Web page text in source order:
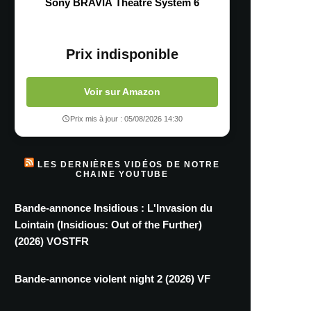
Sony BRAVIA Theatre System 6
Prix indisponible
Voir sur Amazon
Prix mis à jour : 05/08/2026 14:30
LES DERNIÈRES VIDÉOS DE NOTRE
CHAINE YOUTUBE
Bande-annonce Insidious : L'Invasion du
Lointain (Insidious: Out of the Further)
(2026) VOSTFR
Bande-annonce violent night 2 (2026) VF